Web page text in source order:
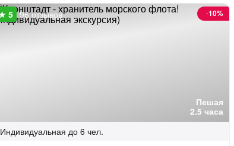
Пешая
2.5 часа
-10%
96 отзывов
Индивидуальная до 6 чел.